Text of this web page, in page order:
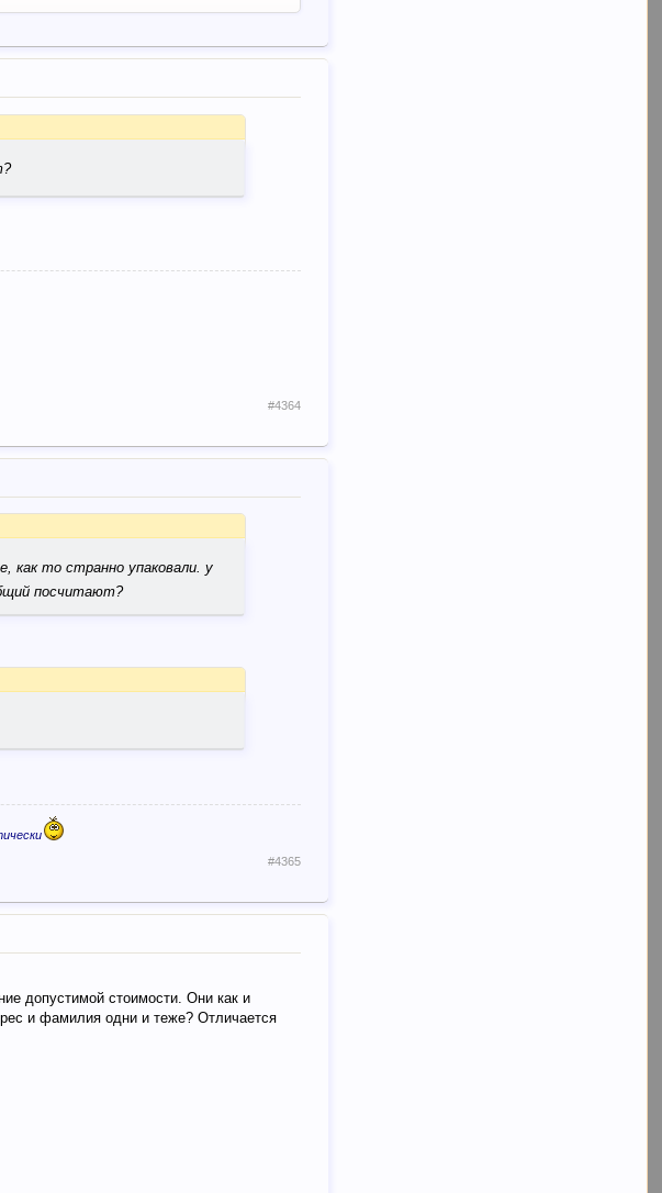
#4364
как то странно упаковали. у
посчитают?
#4365
допустимой стоимости. Они как и
и фамилия одни и теже? Отличается